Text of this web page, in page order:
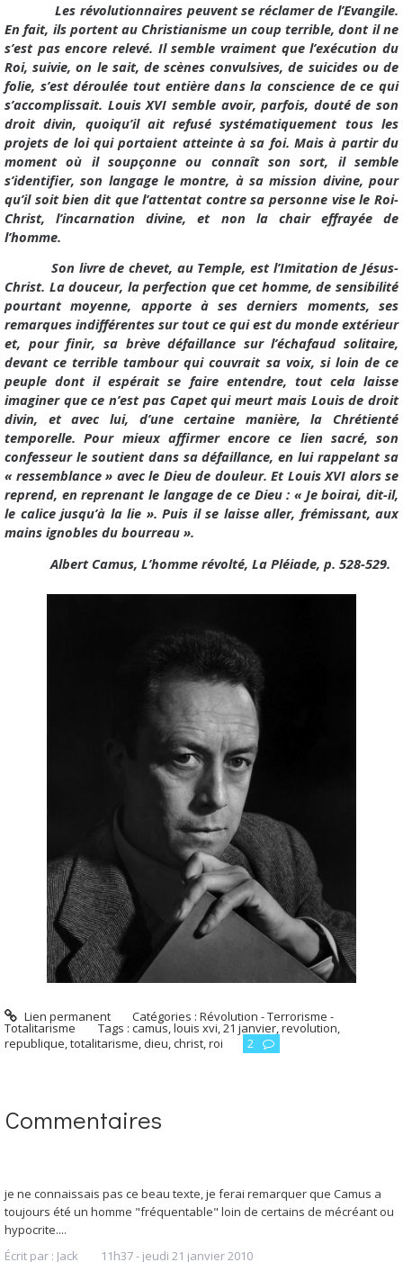
Les révolutionnaires peuvent se réclamer de l’Evangile.
En fait, ils portent au Christianisme un coup terrible, dont il ne
s’est pas encore relevé. Il semble vraiment que l’exécution du
Roi, suivie, on le sait, de scènes convulsives, de suicides ou de
folie, s’est déroulée tout entière dans la conscience de ce qui
s’accomplissait. Louis XVI semble avoir, parfois, douté de son
droit divin, quoiqu’il ait refusé systématiquement tous les
projets de loi qui portaient atteinte à sa foi. Mais à partir du
moment où il soupçonne ou connaît son sort, il semble
s’identifier, son langage le montre, à sa mission divine, pour
qu’il soit bien dit que l’attentat contre sa personne vise le Roi-
Christ, l’incarnation divine, et non la chair effrayée de
l’homme.
Son livre de chevet, au Temple, est l’Imitation de Jésus-
Christ. La douceur, la perfection que cet homme, de sensibilité
pourtant moyenne, apporte à ses derniers moments, ses
remarques indifférentes sur tout ce qui est du monde extérieur
et, pour finir, sa brève défaillance sur l’échafaud solitaire,
devant ce terrible tambour qui couvrait sa voix, si loin de ce
peuple dont il espérait se faire entendre, tout cela laisse
imaginer que ce n’est pas Capet qui meurt mais Louis de droit
divin, et avec lui, d’une certaine manière, la Chrétienté
temporelle. Pour mieux affirmer encore ce lien sacré, son
confesseur le soutient dans sa défaillance, en lui rappelant sa
« ressemblance » avec le Dieu de douleur. Et Louis XVI alors se
reprend, en reprenant le langage de ce Dieu : « Je boirai, dit-il,
le calice jusqu’à la lie ». Puis il se laisse aller, frémissant, aux
mains ignobles du bourreau ».
Albert Camus, L’homme révolté, La Pléiade, p. 528-529.
Lien permanent Catégories :Révolution - Terrorisme -
Totalitarisme Tags : camus,louis xvi,21 janvier,revolution,
republique,totalitarisme, dieu,christ,roi 2
Commentaires
je ne connaissais pas ce beau texte, je ferai remarquer que Camus a
toujours été un homme "fréquentable" loin de certains de mécréant ou
hypocrite....
Écrit par : Jack 11h37- jeudi 21 janvier 2010